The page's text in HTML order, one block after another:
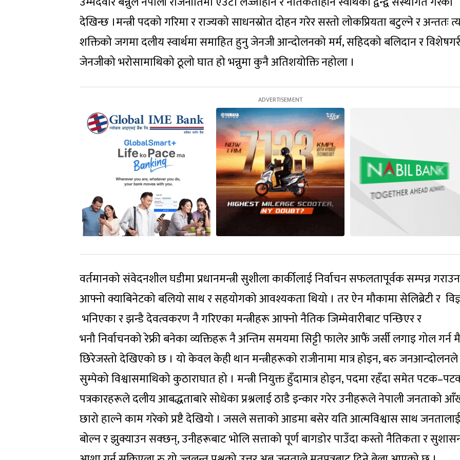
देखिन्छ ।मन्त्री पदको गरिमा र राज्यको साधनस्रोत दोहन गरेर सस्तो लोकप्रियता बटुल्ने र अन्ततः
शक्तिको जगमा दलीय स्वार्थमा समाहित हुनु जेनजी आन्दोलनको मर्म, सहिदको बलिदान र
जेनजीको भरोसामाथिको ठूलो घात हो भन्नुमा कुनै अतिशयोक्ति नहोला ।
वर्तमानको संवेदनशील घडीमा प्रधानमन्त्री सुशीला कार्कीलाई निर्वाचन सफलतापूर्वक सम्पन्न गराउन
आफ्नो क्याबिनेटको बलियो साथ र सहयोगको आवश्यकता थियो । तर ऐन मौकामा सेलिब्रेटी र
भनिएका र झन्डै देवत्वकरण नै गरिएका मन्त्रीहरू आफ्नो नैतिक जिम्मेवारीबाट पन्छिएर र
भनौ‌ निर्वाचनको रेफ्री बनेका व्यक्तिहरू नै अन्तिम समयमा सिट्टी फालेर आफैं जर्सी लगाइ गोल गर्न
छिरेजस्तो देखिएको छ । यो केवल केही थान मन्त्रीहरूको राजीनामा मात्र होइन, बरु जनआन्दोलनले
सुम्पेको विश्वासमाथिको कुठाराघात हो । मन्त्री नियुक्त हुँदामात्र होइन, पदमा रहँदा समेत
पत्रकारहरूले दलीय आबद्धताबारे सोधेका प्रश्नलाई ठाडै इन्कार गरेर उनीहरूले नेपाली जनताको
छारो हाल्ने काम गरेको प्रष्टै देखियो । जसले सत्ताको आडमा बसेर यति आत्मविश्वास साथ
बोल्न र झुक्याउन सक्छन्, उनीहरूबाट भोलि सत्ताको पूर्ण बागडोर पाउँदा कस्तो नैतिकता र